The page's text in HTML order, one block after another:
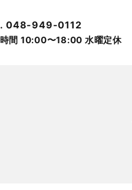
048-949-0112
間 10:00〜18:00 ⽔曜定休